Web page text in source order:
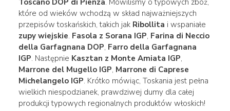
które od wieków wchodzą w skład najważniejszych
przepisów toskańskich, takich jak Ribollita i wspaniałe
zupy wiejskie. Fasola z Sorana IGP, Farina di Neccio
della Garfagnana DOP, Farro della Garfagnana
IGP. Następnie Kasztan z Monte Amiata IGP,
Marrone del Mugello IGP, Marrone di Caprese
Michelangelo IGP. Krótko mówiąc, Toskania jest pełna
wielkich niespodzianek, prawdziwej dumy dla całej
produkcji typowych regionalnych produktów włoskich!